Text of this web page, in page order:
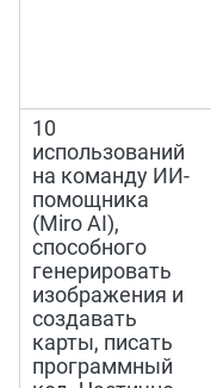
10
использований
на команду ИИ-
помощника
(Miro AI),
способного
генерировать
изображения и
создавать
карты, писать
программный